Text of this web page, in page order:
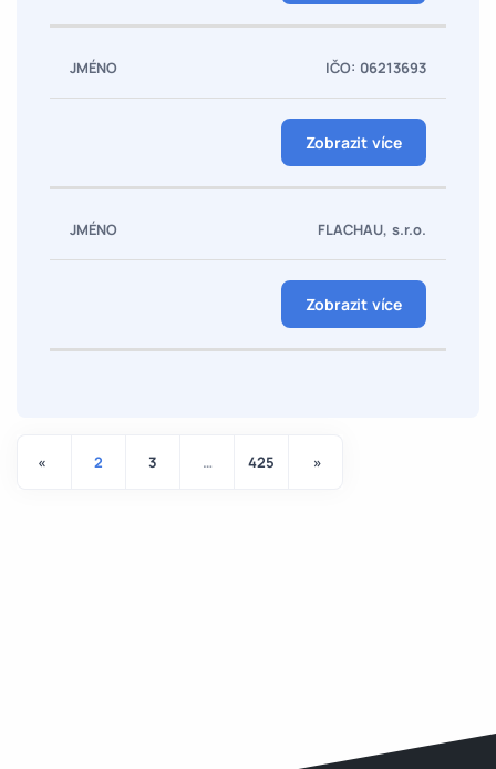
IČO: 06213693
Zobrazit více
FLACHAU, s.r.o.
Zobrazit více
« 2 3 … 425 »